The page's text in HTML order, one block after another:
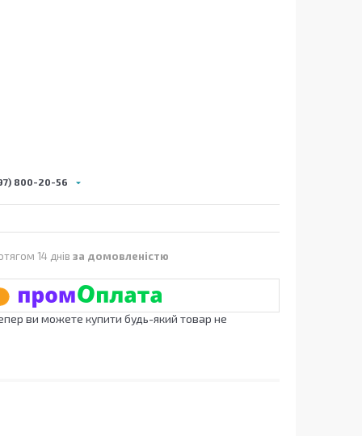
800-20-56
14 днів за домовленістю
ви можете купити будь-який товар не